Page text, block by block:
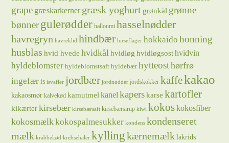
grape græskarkernergræsk yoghurt grønkål grønne
bønnergulerødder halloumi hasselnødder
havregryn havreklid hindbær hirseflager hokkaido honning
husblas hvid hvede hvidkålhvidløg hvidløgsost hvidvin
hyldeblomster hyldeblomstsaft hyldebær hytteosthørfrø
ingefær is isvafler jordbær jordnødder jordskokker kaffekakao
kakaosmør kalvekød kamutmel kanelkaperskarse kartofler
kikærterkirsebær kirsebærsaft kirsebærsirup kiwi kokoskokosfiber
kokosmælkkokospalmesukker kondens kondenseret
mælk krabbekød krebsehaler kylling kærnemælk lakrids